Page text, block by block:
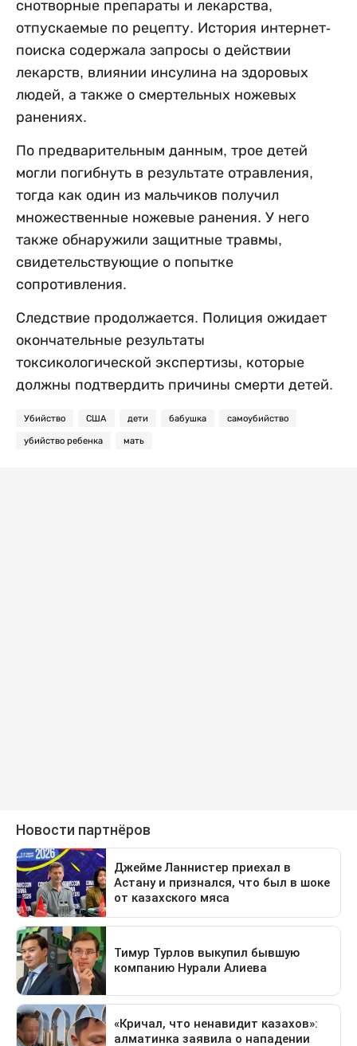
снотворные препараты и лекарства,
отпускаемые по рецепту. История интернет-
поиска содержала запросы о действии
лекарств, влиянии инсулина на здоровых
людей, а также о смертельных ножевых
ранениях.
По предварительным данным, трое детей
могли погибнуть в результате отравления,
тогда как один из мальчиков получил
множественные ножевые ранения. У него
также обнаружили защитные травмы,
свидетельствующие о попытке
сопротивления.
Следствие продолжается. Полиция ожидает
окончательные результаты
токсикологической экспертизы, которые
должны подтвердить причины смерти детей.
Убийство США дети бабушка самоубийство
убийство ребенка мать